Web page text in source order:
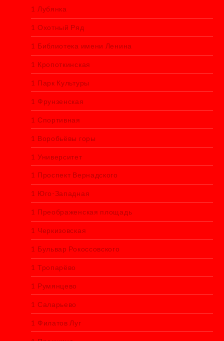
1 Лубянка
1 Охотный Ряд
1 Библиотека имени Ленина
1 Кропоткинская
1 Парк Культуры
1 Фрунзенская
1 Спортивная
1 Воробьёвы горы
1 Университет
1 Проспект Вернадского
1 Юго-Западная
1 Преображенская площадь
1 Черкизовская
1 Бульвар Рокоссовского
1 Тропарёво
1 Румянцево
1 Саларьево
1 Филатов Луг